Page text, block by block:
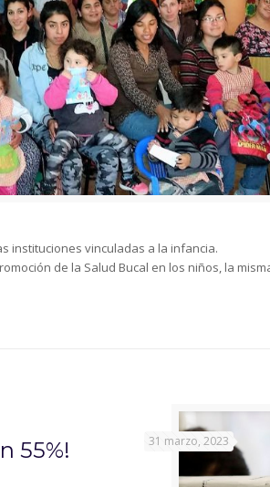
instituciones vinculadas a la infancia.
de la Salud Bucal en los niños, la
55%! 31 marzo, 2023